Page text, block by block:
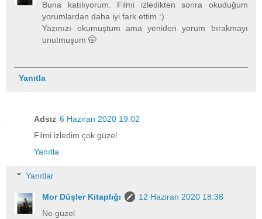
Buna katılıyorum. Filmi izledikten sonra okuduğum
yorumlardan daha iyi fark ettim :)
Yazınızı okumuştum ama yeniden yorum bırakmayı
unutmuşum 🤭
Yanıtla
Adsız 6 Haziran 2020 19:02
Filmi izledim çok güzel
Yanıtla
Yanıtlar
Mor Düşler Kitaplığı
12 Haziran 2020 18:38
Ne güzel